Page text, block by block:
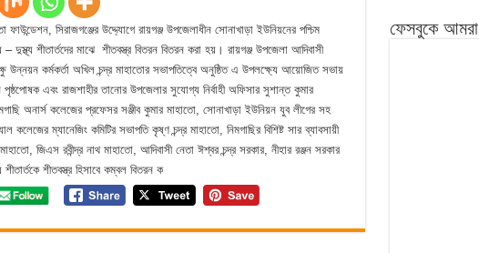
সিরাজগঞ্জের উদ্দ্যোগে রায়গঞ্জ উপজেলাধীন সোনাখাড়া ইউনিয়নের পশ্চিম
শীতার্তদের মাঝে শীতবস্ত্র বিতরন বিতরন করা হয়। রায়গঞ্জ উপজেলা আদিবাসী
উন্নয়ন কর্মকর্তা অখিল চন্দ্র মাহাতোর সভাপতিত্বে অনুষ্ঠিত এ উপলক্ষ্যে আয়োজিত সভায়
পৃষ্ঠপোষক এবং রাজশাহীর তানোর উপজেলার সুযোগ্য নির্বাহী অফিসার সুশান্ত কুমার
অনার্স কলেজের প্রফেসর সঞ্জীব কুমার মাহাতো, সোনাখাড়া ইউনিয়ন যুব লীগের সহ
ম্যানেজিং কমিটির সভাপতি কৃষ্ণ চন্দ্র মাহাতো, নিমগাছির বিশিষ্ট সার ব্যাবসায়ী
জিএস রবীন্দ্র নাথ মাহাতো, আদিবাসী নেতা ঈশ্বর চন্দ্র সরকার, নীহার রঞ্জন সরকার
শীতবস্ত্র হিসাবে কম্বল বিতরন ক
ফেসবুকে আমরা